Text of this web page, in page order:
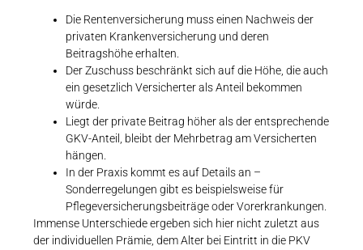
Die Rentenversicherung muss einen Nachweis der
privaten Krankenversicherung und deren
Beitragshöhe erhalten.
Der Zuschuss beschränkt sich auf die Höhe, die auch
ein gesetzlich Versicherter als Anteil bekommen
würde.
Liegt der private Beitrag höher als der entsprechende
GKV-Anteil, bleibt der Mehrbetrag am Versicherten
hängen.
In der Praxis kommt es auf Details an –
Sonderregelungen gibt es beispielsweise für
Pflegeversicherungsbeiträge oder Vorerkrankungen.
Immense Unterschiede ergeben sich hier nicht zuletzt aus
der individuellen Prämie, dem Alter bei Eintritt in die PKV